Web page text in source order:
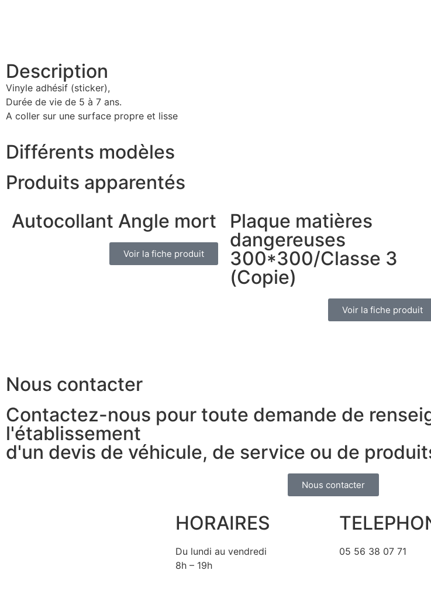
Description
Vinyle adhésif (sticker),
Durée de vie de 5 à 7 ans.
A coller sur une surface propre et lisse
Différents modèles
Produits apparentés
Autocollant Angle mort
Voir la fiche produit
Plaque matières
dangereuses
300*300/Classe 3
(Copie)
Voir la fiche produit
Nous contacter
Contactez-nous pour toute demande de
l'établissement
d'un devis de véhicule, de service ou de
Nous contacter
HORAIRES
Du lundi au vendredi
8h – 19h
05 56 38 07 71